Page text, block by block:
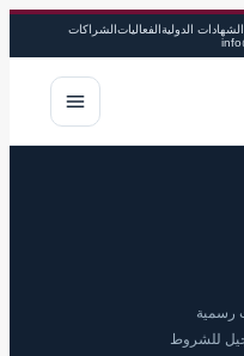
الشهادات الدوليةالفعالياتالشراكات
رسمية
للشروط